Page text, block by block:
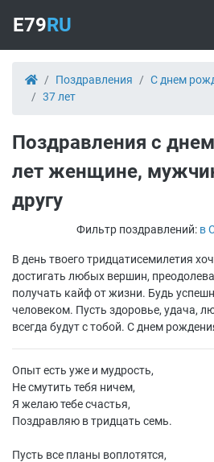
E79RU
Поздравления С днем
37 лет
Поздравления с
лет женщине,
другу
Фильтр поздравлений: в
В день твоего тридцатисемилетия
достигать любых вершин,
получать кайф от жизни. Будь
человеком. Пусть здоровье, удача,
всегда будут с тобой. С днем
Опыт есть уже и мудрость,
Не смутить тебя ничем,
Я желаю тебе счастья,
Поздравляю в тридцать семь.
Пусть все планы воплотятся,